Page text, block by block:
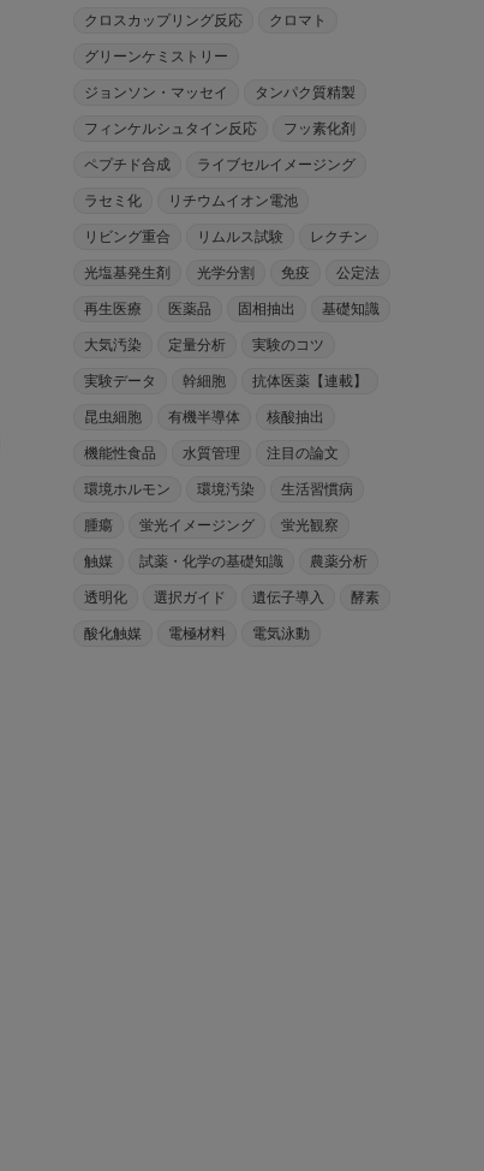
クロスカップリング反応 クロマト
グリーンケミストリー
ジョンソン・マッセイ タンパク質精製
フィンケルシュタイン反応 フッ素化剤
ペプチド合成 ライブセルイメージング
ラセミ化 リチウムイオン電池
リビング重合 リムルス試験 レクチン
光塩基発生剤 光学分割 免疫 公定法
再生医療 医薬品 固相抽出 基礎知識
大気汚染 定量分析 実験のコツ
実験データ 幹細胞 抗体医薬【連載】
昆虫細胞 有機半導体 核酸抽出
機能性食品 水質管理 注目の論文
環境ホルモン 環境汚染 生活習慣病
腫瘍 蛍光イメージング 蛍光観察
触媒 試薬・化学の基礎知識 農薬分析
透明化 選択ガイド 遺伝子導入 酵素
酸化触媒 電極材料 電気泳動